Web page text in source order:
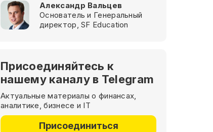
Александр Вальцев
Основатель и Генеральный
директор, SF Education
Присоединяйтесь к
нашему каналу в Telegram
Актуальные материалы о финансах,
аналитике, бизнесе и IT
Присоединиться